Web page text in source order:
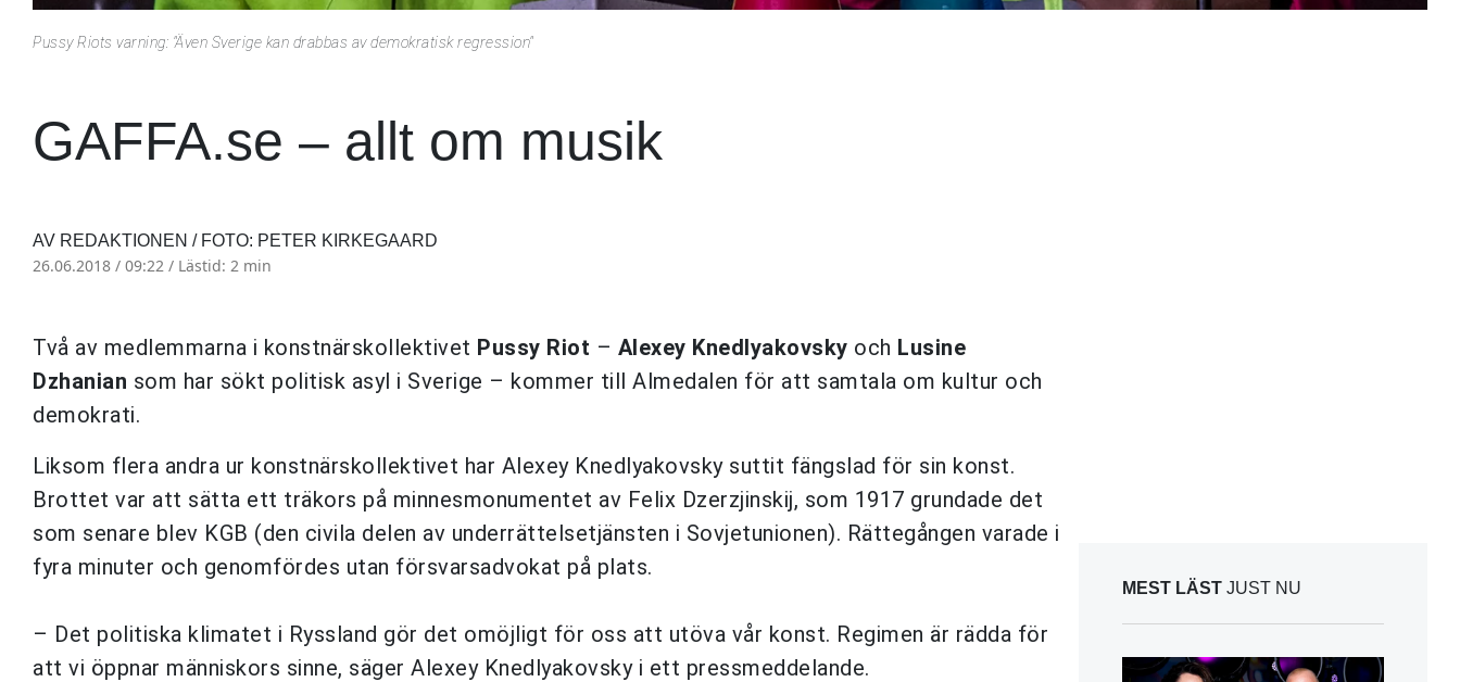
Pussy Riots varning: "Även Sverige kan drabbas av demokratisk regression"
GAFFA.se – allt om musik
AV REDAKTIONEN / FOTO: PETER KIRKEGAARD
26.06.2018 / 09:22 / Lästid: 2 min
Två av medlemmarna i konstnärskollektivet Pussy Riot – Alexey Knedlyakovsky och Lusine
Dzhanian som har sökt politisk asyl i Sverige – kommer till Almedalen för att samtala om kultur och
demokrati.
Liksom flera andra ur konstnärskollektivet har Alexey Knedlyakovsky suttit fängslad för sin konst.
Brottet var att sätta ett träkors på minnes­monumentet av Felix Dzerzjinskij, som 1917 grundade det
som senare blev KGB (den civila delen av underrättelsetjänsten i Sovjetunionen). Rättegången varade i
fyra minuter och genomfördes utan försvarsadvokat på plats.
– Det politiska klimatet i Ryssland gör det omöjligt för oss att utöva vår konst. Regimen är rädda för
att vi öppnar människors sinne, säger Alexey Knedlyakovsky i ett pressmeddelande.
MEST LÄST JUST NU